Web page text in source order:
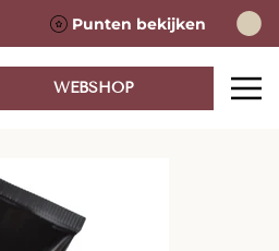
Punten bekijken
WEBSHOP